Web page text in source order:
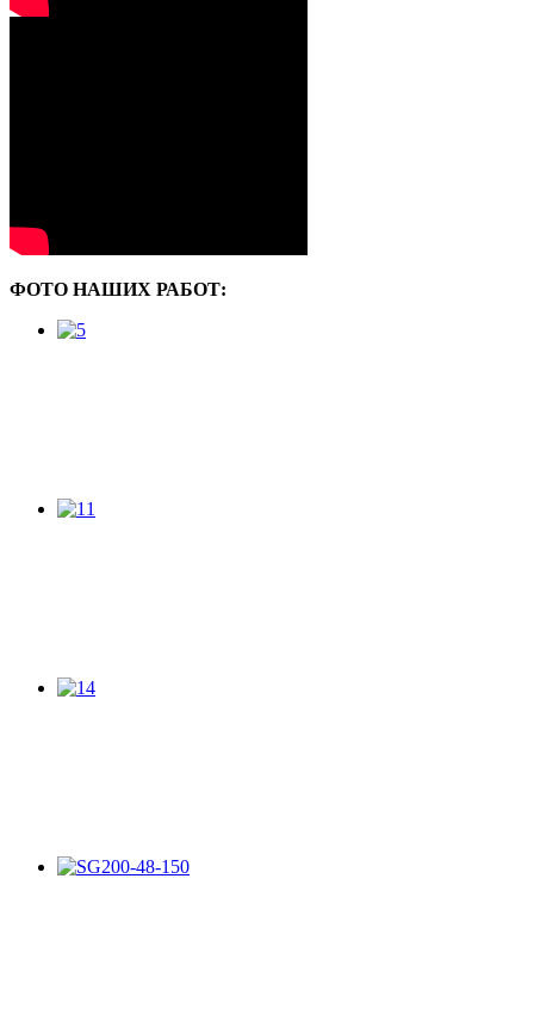
ФОТО НАШИХ РАБОТ: